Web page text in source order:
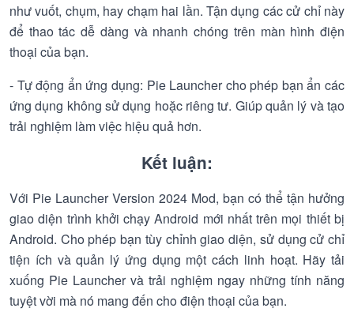
như vuốt, chụm, hay chạm hai lần. Tận dụng các cử chỉ này
để thao tác dễ dàng và nhanh chóng trên màn hình điện
thoại của bạn.
- Tự động ẩn ứng dụng: Pie Launcher cho phép bạn ẩn các
ứng dụng không sử dụng hoặc riêng tư. Giúp quản lý và tạo
trải nghiệm làm việc hiệu quả hơn.
Kết luận:
Với Pie Launcher Version 2024 Mod, bạn có thể tận hưởng
giao diện trình khởi chạy Android mới nhất trên mọi thiết bị
Android. Cho phép bạn tùy chỉnh giao diện, sử dụng cử chỉ
tiện ích và quản lý ứng dụng một cách linh hoạt. Hãy tải
xuống Pie Launcher và trải nghiệm ngay những tính năng
tuyệt vời mà nó mang đến cho điện thoại của bạn.